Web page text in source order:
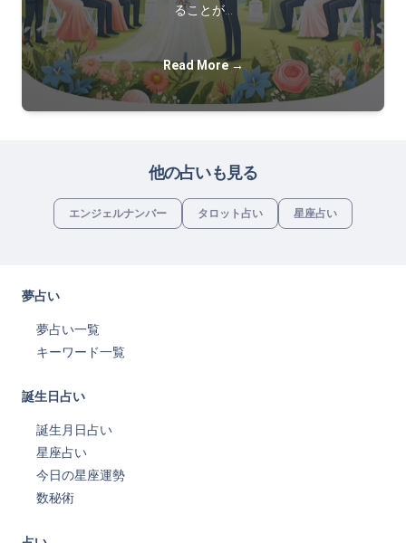
ることが…
Read More →
他の占いも見る
エンジェルナンバー タロット占い 星座占い
夢占い
夢占い一覧
キーワード一覧
誕生日占い
誕生月日占い
星座占い
今日の星座運勢
数秘術